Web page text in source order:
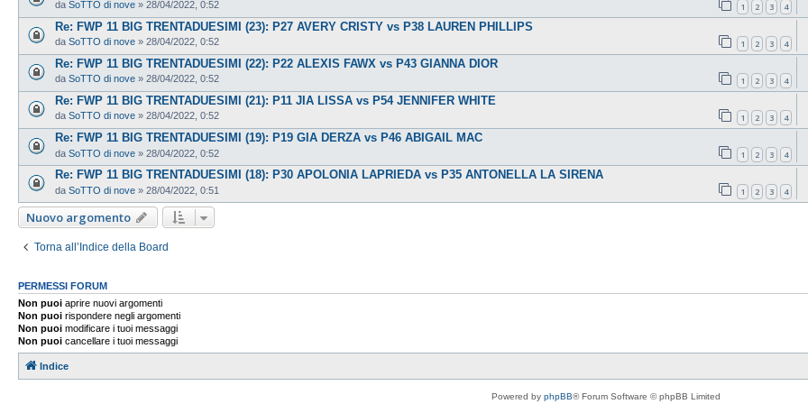
da SoTTO di nove » 28/04/2022, 0:52 1 2 3 4
Re: FWP 11 BIG TRENTADUESIMI (23): P27 AVERY CRISTY vs P38 LAUREN PHILLIPS
da SoTTO di nove » 28/04/2022, 0:52 1 2 3 4
Re: FWP 11 BIG TRENTADUESIMI (22): P22 ALEXIS FAWX vs P43 GIANNA DIOR
da SoTTO di nove » 28/04/2022, 0:52 1 2 3 4
Re: FWP 11 BIG TRENTADUESIMI (21): P11 JIA LISSA vs P54 JENNIFER WHITE
da SoTTO di nove » 28/04/2022, 0:52 1 2 3 4
Re: FWP 11 BIG TRENTADUESIMI (19): P19 GIA DERZA vs P46 ABIGAIL MAC
da SoTTO di nove » 28/04/2022, 0:52 1 2 3 4
Re: FWP 11 BIG TRENTADUESIMI (18): P30 APOLONIA LAPRIEDA vs P35 ANTONELLA LA SIRENA
da SoTTO di nove » 28/04/2022, 0:51 1 2 3 4
Nuovo argomento
Torna all’Indice della Board
PERMESSI FORUM
Non puoi aprire nuovi argomenti
Non puoi rispondere negli argomenti
Non puoi modificare i tuoi messaggi
Non puoi cancellare i tuoi messaggi
Indice
Powered by phpBB® Forum Software © phpBB Limited